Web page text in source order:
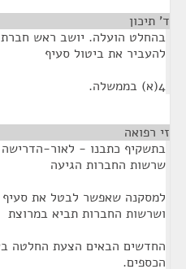
ד' תיכון
בהחלט הועלה. יושב ראש חברת
להעביר את ביטול סעיף
4(א) בממשלה.
זי רפואה
בתשקיף כתבנו - לאור-
שרשות החברות הגיעה
ושרשות החברות תביא במרוצת
החדשים הבאים הצעת החלטה
הכספים.